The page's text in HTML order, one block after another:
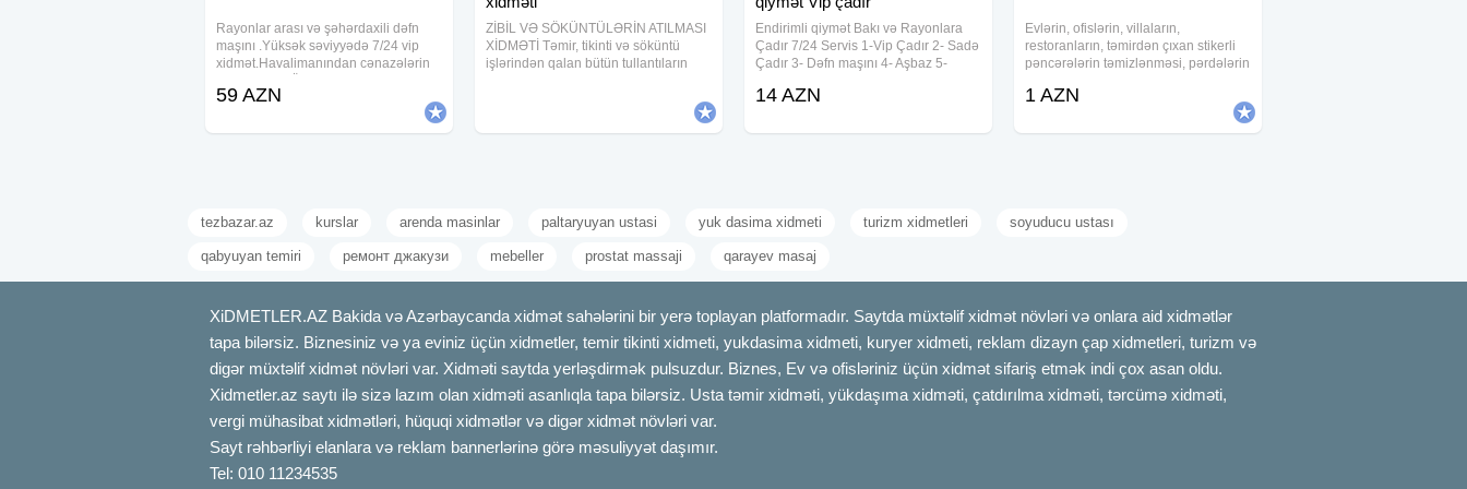
Rayonlar arası və şəhərdaxili dəfn
maşını .Yüksək səviyyədə 7/24 vip
xidmət.Havalimanından cənazələrin
üçün sink tabut. Kirayə vip/sadə çadır
çadır 7/24
59 AZN
ZİBİL VƏ SÖKÜNTÜLƏRİN ATILMASI
XİDMƏTİ Təmir, tikinti və söküntü
işlərindən qalan bütün tullantıların
sahələrindən zibilin operativ şəkildə
Endirimli qiymət Bakı və Rayonlara
Çadır 7/24 Servis 1-Vip Çadır 2- Sadə
Çadır 3- Dəfn maşını 4- Aşbaz 5-
Kişi & Qadın 9- Mühafizəçi 10-
13-
14 AZN
Evlərin, ofislərin, villaların,
restoranların, təmirdən çıxan stikerli
pəncərələrin təmizlənməsi, pərdələrin
aparatlarla təmizlənməsi və s. ən
münasib qiymətlərlə. Qiymət kvadrata
1 AZN
tezbazar.az kurslar arenda masinlar paltaryuyan ustasi yuk dasima xidmeti turizm xidmetleri soyuducu ustası
qabyuyan temiri ремонт джакузи mebeller prostat massaji qarayev masaj
XiDMETLER.AZ Bakida və Azərbaycanda xidmət sahələrini bir yerə toplayan platformadır. Saytda müxtəlif xidmət növləri və onlara aid xidmətlər
tapa bilərsiz. Biznesiniz və ya eviniz üçün xidmetler, temir tikinti xidmeti, yukdasima xidmeti, kuryer xidmeti, reklam dizayn çap xidmetleri, turizm və
digər müxtəlif xidmət növləri var. Xidməti saytda yerləşdirmək pulsuzdur. Biznes, Ev və ofisləriniz üçün xidmət sifariş etmək indi çox asan oldu.
Xidmetler.az saytı ilə sizə lazım olan xidməti asanlıqla tapa bilərsiz. Usta təmir xidməti, yükdaşıma xidməti, çatdırılma xidməti, tərcümə xidməti,
vergi mühasibat xidmətləri, hüquqi xidmətlər və digər xidmət növləri var.
Sayt rəhbərliyi elanlara və reklam bannerlərinə görə məsuliyyət daşımır.
Tel: 010 11234535